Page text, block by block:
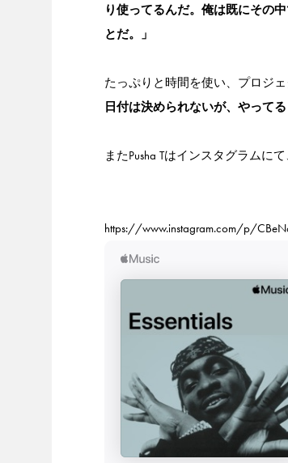
り使ってるんだ。俺は既にその
とだ。」
たっぷりと時間を使い、プロジ
日付は決められないが、やってる
またPusha Tはインスタグラムに
https://www.instagram.com/p/